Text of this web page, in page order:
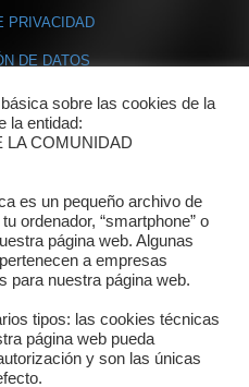
PRIVACIDAD
DE DATOS
COOKIES
de contacto
sobre las cookies de la
la entidad:
LA COMUNIDAD
es un pequeño archivo de
ordenador, “smartphone” o
página web. Algunas
a empresas
para nuestra página web.
tipos: las cookies técnicas
página web pueda
y son las únicas